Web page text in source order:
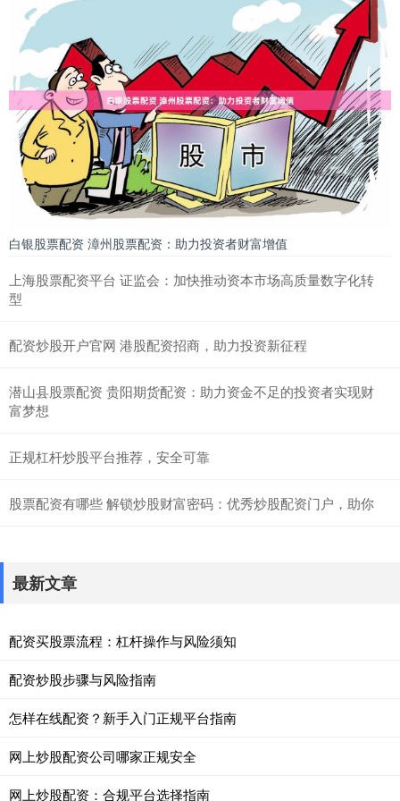
白银股票配资 漳州股票配资：助力投资者财富增值
上海股票配资平台 证监会：加快推动资本市场高质量数字化转
型
配资炒股开户官网 港股配资招商，助力投资新征程
潜山县股票配资 贵阳期货配资：助力资金不足的投资者实现财
富梦想
正规杠杆炒股平台推荐，安全可靠
股票配资有哪些 解锁炒股财富密码：优秀炒股配资门户，助你
最新文章
配资买股票流程：杠杆操作与风险须知
配资炒股步骤与风险指南
怎样在线配资？新手入门正规平台指南
网上炒股配资公司哪家正规安全
网上炒股配资：合规平台选择指南